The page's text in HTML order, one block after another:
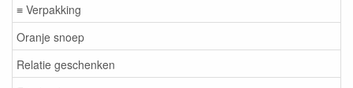
≡ Verpakking
Oranje snoep
Relatie geschenken